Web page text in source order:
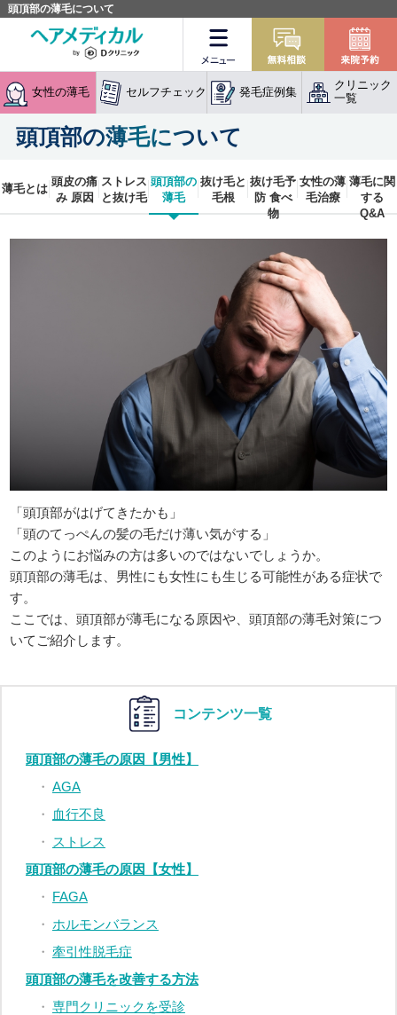
頭頂部の薄毛について
無料相談
女性の薄毛 セルフチェック 発毛症例集
クリニック
一覧
頭頂部の薄毛について
薄毛とは
頭皮の痛
み 原因
ストレス
と抜け毛
頭頂部の
薄毛
抜け毛と
毛根
抜け毛予
防 食べ
物
女性の薄
毛治療
薄毛に関
する
Q&A
「頭頂部がはげてきたかも」
「頭のてっぺんの髪の毛だけ薄い気がする」
このようにお悩みの方は多いのではないでしょうか。
頭頂部の薄毛は、男性にも女性にも生じる可能性がある症状で
す。
ここでは、頭頂部が薄毛になる原因や、頭頂部の薄毛対策につ
いてご紹介します。
コンテンツ一覧
頭頂部の薄毛の原因【男性】
AGA
血行不良
ストレス
頭頂部の薄毛の原因【女性】
FAGA
ホルモンバランス
牽引性脱毛症
頭頂部の薄毛を改善する方法
専門クリニックを受診